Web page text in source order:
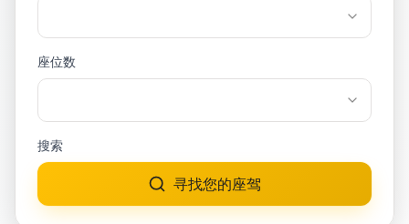
座位数
搜索
寻找您的座驾